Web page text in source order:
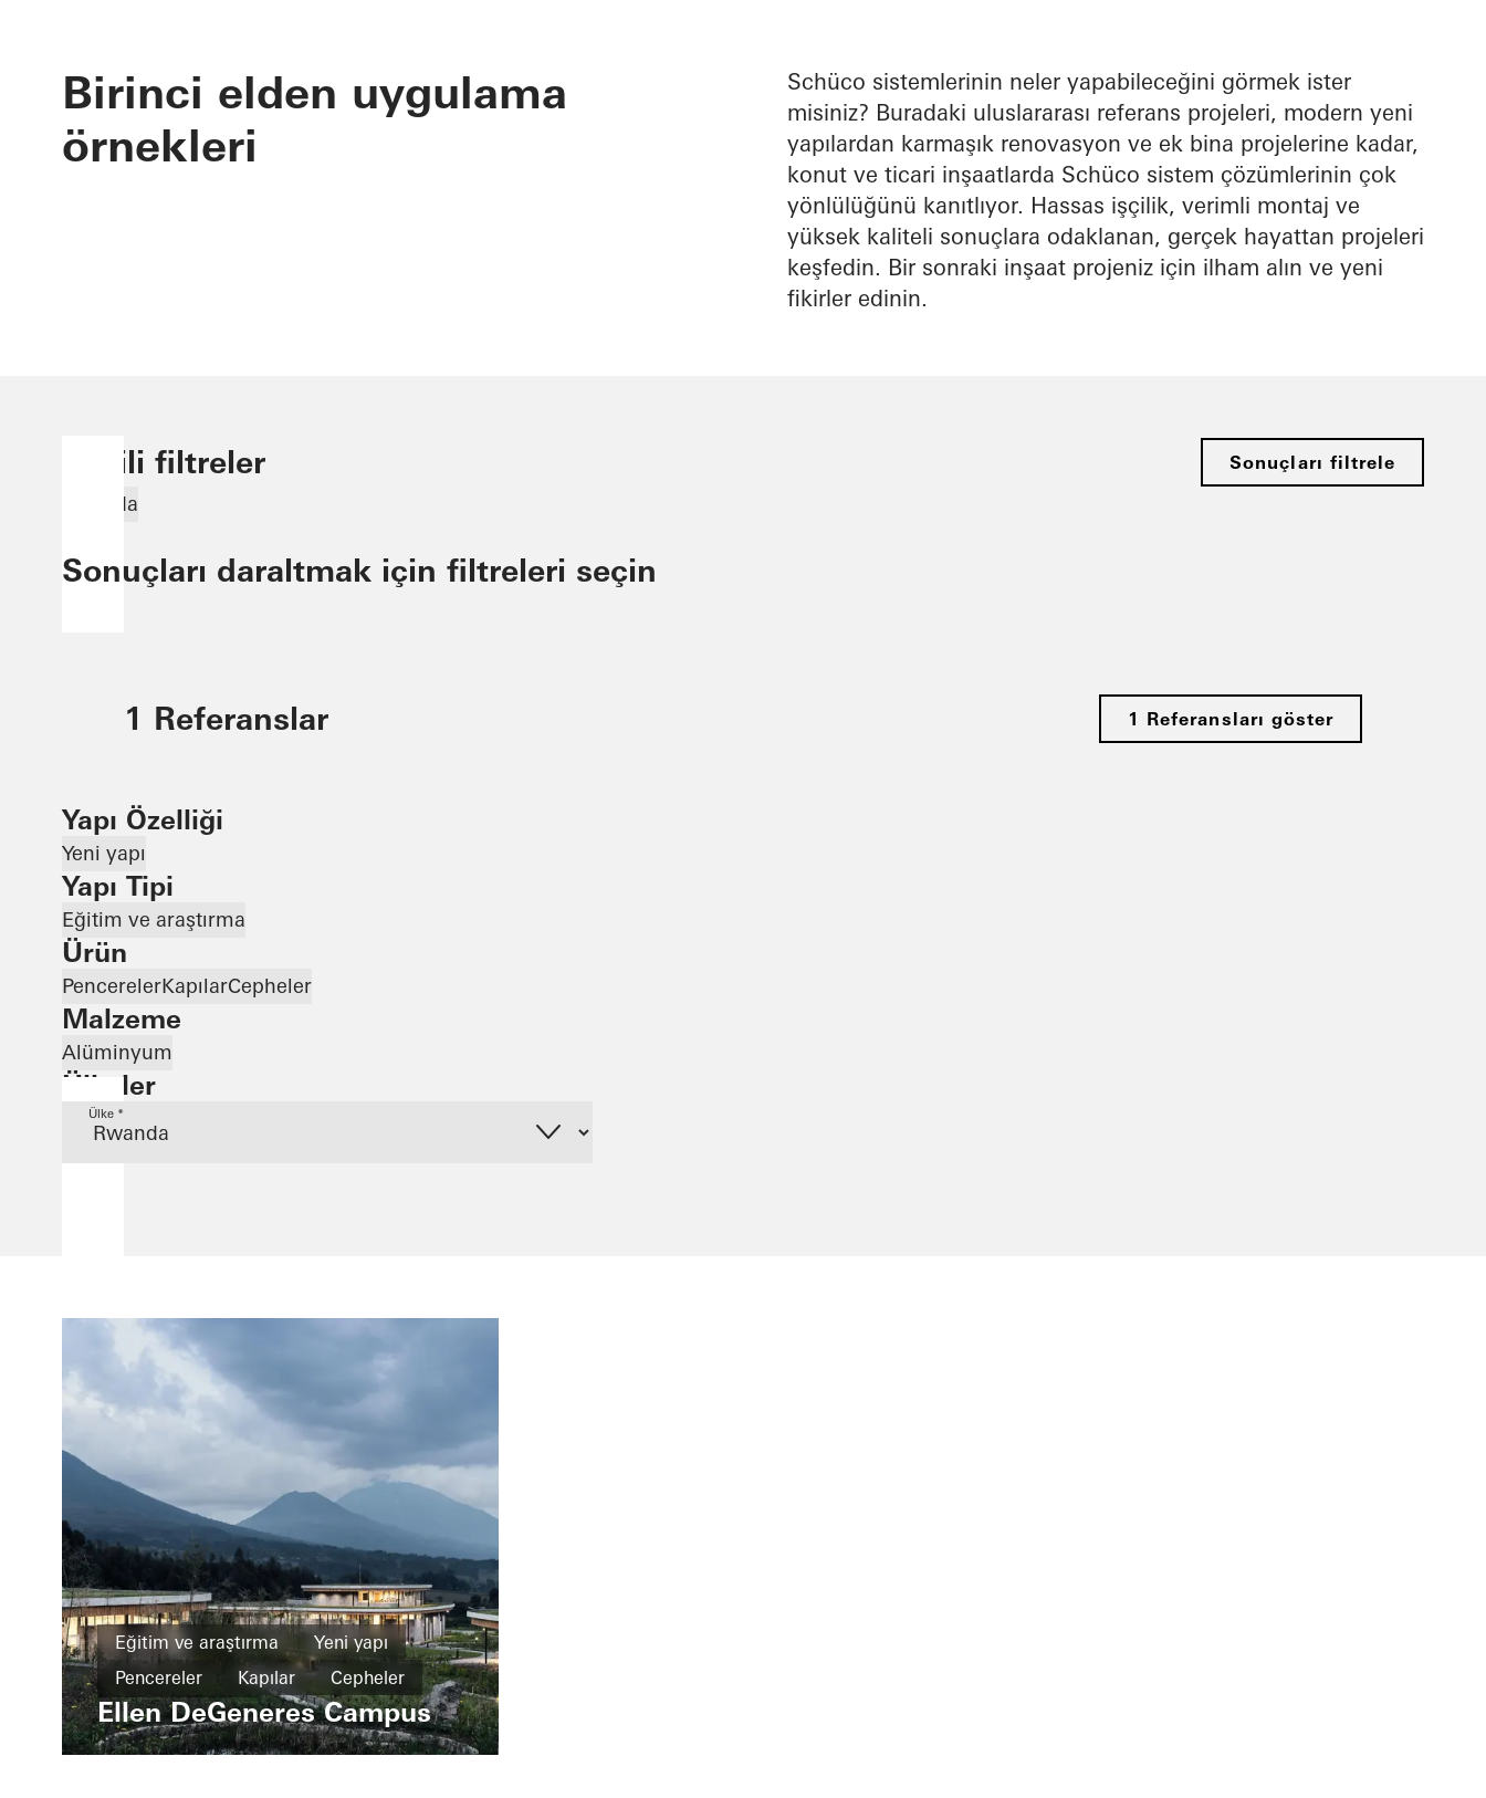
avantajlarınız
Birinci elden uygulama
örnekleri
Schüco sistemlerinin neler yapabileceğini görmek ister
misiniz? Buradaki uluslararası referans projeleri, modern yeni
yapılardan karmaşık renovasyon ve ek bina projelerine kadar,
konut ve ticari inşaatlarda Schüco sistem çözümlerinin çok
yönlülüğünü kanıtlıyor. Hassas işçilik, verimli montaj ve
yüksek kaliteli sonuçlara odaklanan, gerçek hayattan projeleri
keşfedin. Bir sonraki inşaat projeniz için ilham alın ve yeni
fikirler edinin.
Seçili filtreler Sonuçları filtrele
Rwanda
Sonuçları daraltmak için filtreleri seçin
1 Referanslar 1 Referansları göster
Yapı Özelliği
Yeni yapı
Yapı Tipi
Eğitim ve araştırma
Ürün
PencerelerKapılarCepheler
Malzeme
Alüminyum
Ülkeler
Ülke *
Eğitim ve araştırma
Yeni yapı
Pencereler
Kapılar
Cepheler
Rwanda
Ellen DeGeneres Campus